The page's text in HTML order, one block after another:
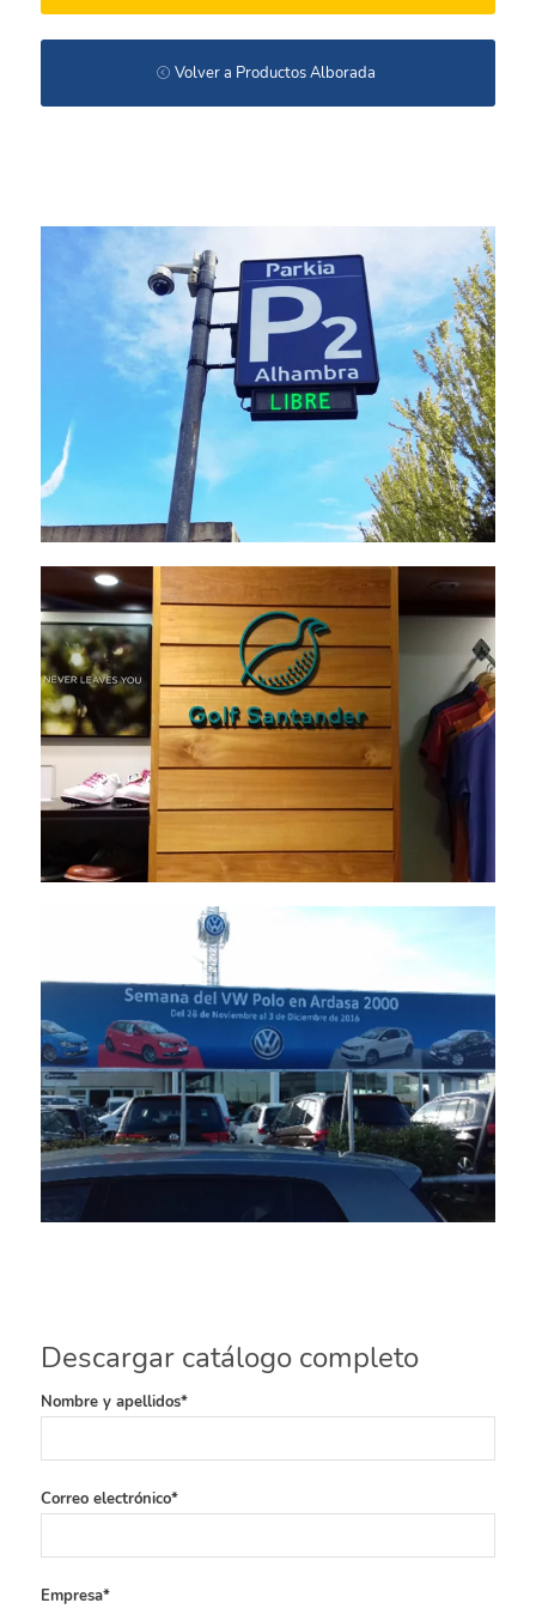
Volver a Productos Alborada
Descargar catálogo completo
Nombre y apellidos*
Correo electrónico*
Empresa*